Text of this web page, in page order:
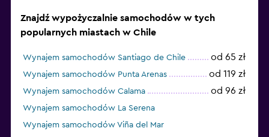
Znajdź wypożyczalnie samochodów w tych
popularnych miastach w Chile
Wynajem samochodów Santiago de Chile od 65 zł
Wynajem samochodów Punta Arenas od 119 zł
Wynajem samochodów Calama od 96 zł
Wynajem samochodów La Serena
Wynajem samochodów Viña del Mar